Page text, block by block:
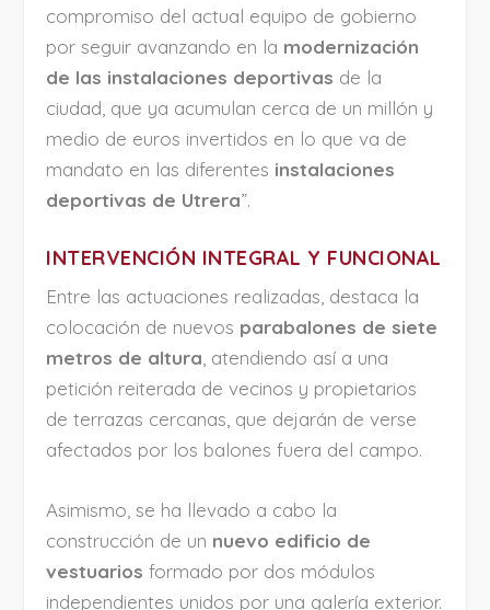
compromiso del actual equipo de gobierno
por seguir avanzando en la modernización
de las instalaciones deportivas de la
ciudad, que ya acumulan cerca de un millón y
medio de euros invertidos en lo que va de
mandato en las diferentes instalaciones
deportivas de Utrera”.
INTERVENCIÓN INTEGRAL Y FUNCIONAL
Entre las actuaciones realizadas, destaca la
colocación de nuevos parabalones de siete
metros de altura , atendiendo así a una
petición reiterada de vecinos y propietarios
de terrazas cercanas, que dejarán de verse
afectados por los balones fuera del campo.
Asimismo, se ha llevado a cabo la
construcción de un nuevo edificio de
vestuarios formado por dos módulos
independientes unidos por una galería exterior.